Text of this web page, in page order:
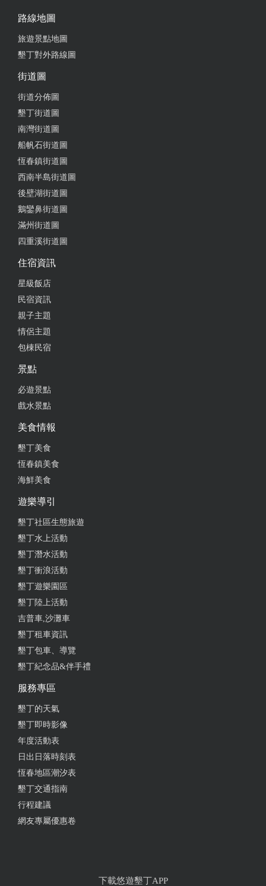
路線地圖
旅遊景點地圖
墾丁對外路線圖
街道圖
街道分佈圖
墾丁街道圖
南灣街道圖
船帆石街道圖
恆春鎮街道圖
西南半島街道圖
後壁湖街道圖
鵝鑾鼻街道圖
滿州街道圖
四重溪街道圖
住宿資訊
星級飯店
民宿資訊
親子主題
情侶主題
包棟民宿
景點
必遊景點
戲水景點
美食情報
墾丁美食
恆春鎮美食
海鮮美食
遊樂導引
墾丁社區生態旅遊
墾丁水上活動
墾丁潛水活動
墾丁衝浪活動
墾丁遊樂園區
墾丁陸上活動
吉普車,沙灘車
墾丁租車資訊
墾丁包車、導覽
墾丁紀念品&伴手禮
服務專區
墾丁的天氣
墾丁即時影像
年度活動表
日出日落時刻表
恆春地區潮汐表
墾丁交通指南
行程建議
網友專屬優惠卷
下載悠遊墾丁APP